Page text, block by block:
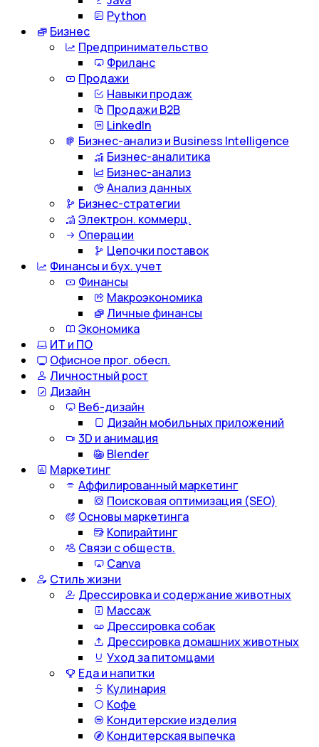
Python
Бизнес
Предпринимательство
Фриланс
Продажи
Навыки продаж
Продажи B2B
LinkedIn
Бизнес-анализ и Business Intelligence
Бизнес-аналитика
Бизнес-анализ
Анализ данных
Бизнес-стратегии
Электрон. коммерц.
Операции
Цепочки поставок
Финансы и бух. учет
Финансы
Макроэкономика
Личные финансы
Экономика
ИТ и ПО
Офисное прог. обесп.
Личностный рост
Дизайн
Веб-дизайн
Дизайн мобильных приложений
3D и анимация
Blender
Маркетинг
Аффилированный маркетинг
Поисковая оптимизация (SEO)
Основы маркетинга
Копирайтинг
Связи с обществ.
Canva
Стиль жизни
Дрессировка и содержание животных
Массаж
Дрессировка собак
Дрессировка домашних животных
Уход за питомцами
Еда и напитки
Кулинария
Кофе
Кондитерские изделия
Кондитерская выпечка